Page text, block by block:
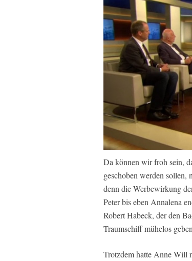
Da können wir froh sein,
geschoben werden
denn die Werbewirkung
Peter bis eben Annalena
Robert Habeck, der den
Traumschiff mühelos
Trotzdem hatte Anne Will